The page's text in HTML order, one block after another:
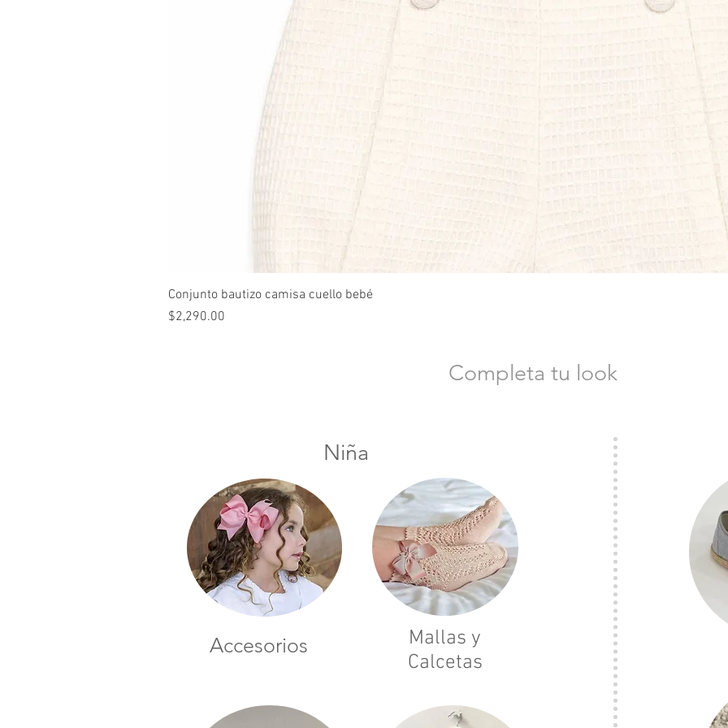
Conjunto bautizo camisa cuello bebé
Precio
$2,290.00
Completa tu look
Niña
Accesorios
Mallas y
Calcetas